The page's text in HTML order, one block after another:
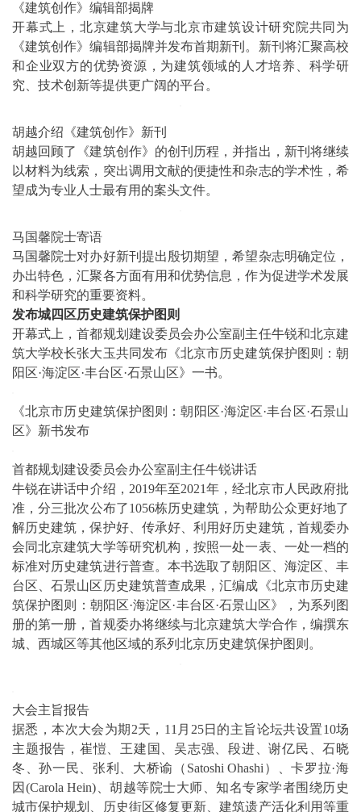
《建筑创作》编辑部揭牌
开幕式上，北京建筑大学与北京市建筑设计研究院共同为
《建筑创作》编辑部揭牌并发布首期新刊。新刊将汇聚高校
和企业双方的优势资源，为建筑领域的人才培养、科学研
究、技术创新等提供更广阔的平台。
胡越介绍《建筑创作》新刊
胡越回顾了《建筑创作》的创刊历程，并指出，新刊将继续
以材料为线索，突出调用文献的便捷性和杂志的学术性，希
望成为专业人士最有用的案头文件。
马国馨院士寄语
马国馨院士对办好新刊提出殷切期望，希望杂志明确定位，
办出特色，汇聚各方面有用和优势信息，作为促进学术发展
和科学研究的重要资料。
发布城四区历史建筑保护图则
开幕式上，首都规划建设委员会办公室副主任牛锐和北京建
筑大学校长张大玉共同发布《北京市历史建筑保护图则：朝
阳区·海淀区·丰台区·石景山区》一书。
《北京市历史建筑保护图则：朝阳区·海淀区·丰台区·石景山
区》新书发布
首都规划建设委员会办公室副主任牛锐讲话
牛锐在讲话中介绍，2019年至2021年，经北京市人民政府批
准，分三批次公布了1056栋历史建筑，为帮助公众更好地了
解历史建筑，保护好、传承好、利用好历史建筑，首规委办
会同北京建筑大学等研究机构，按照一处一表、一处一档的
标准对历史建筑进行普查。本书选取了朝阳区、海淀区、丰
台区、石景山区历史建筑普查成果，汇编成《北京市历史建
筑保护图则：朝阳区·海淀区·丰台区·石景山区》，为系列图
册的第一册，首规委办将继续与北京建筑大学合作，编撰东
城、西城区等其他区域的系列北京历史建筑保护图则。
大会主旨报告
据悉，本次大会为期2天，11月25日的主旨论坛共设置10场
主题报告，崔愷、王建国、吴志强、段进、谢亿民、石晓
冬、孙一民、张利、大桥谕（Satoshi Ohashi）、卡罗拉·海
因(Carola Hein)、胡越等院士大师、知名专家学者围绕历史
城市保护规划、历史街区修复更新、建筑遗产活化利用等重